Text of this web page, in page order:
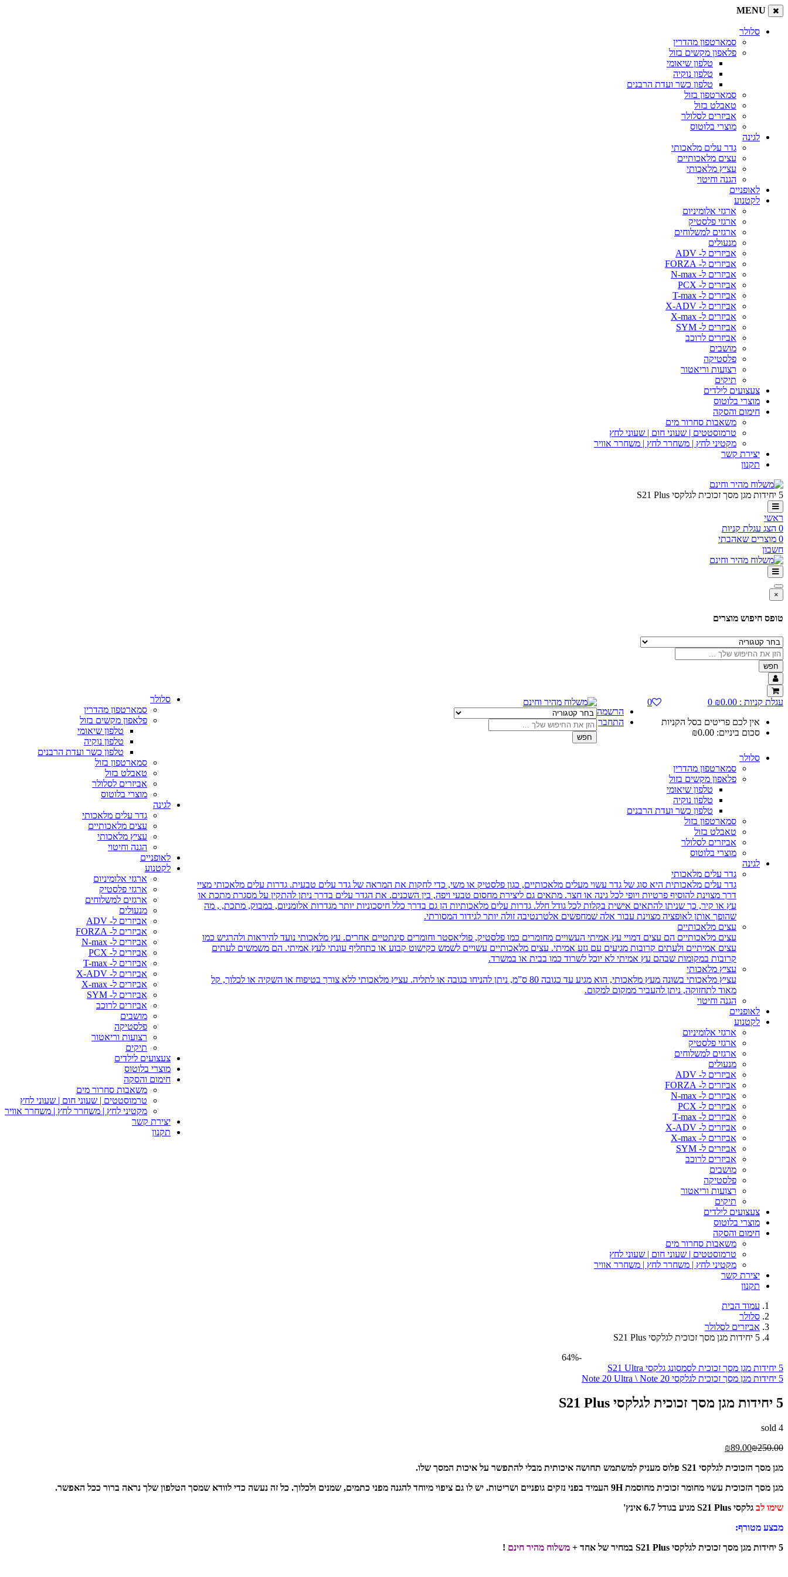
MENU
סלולר
סמארטפון מהדרין
פלאפון מקשים בזול
טלפון שיאומי
טלפון נוקיה
טלפון כשר ועדת הרבנים
סמארטפון בזול
טאבלט בזול
אביזרים לסלולר
מוצרי בלוטוס
לגינה
גדר עלים מלאכותי
עצים מלאכותיים
עציץ מלאכותי
הגנה וחיטוי
לאופניים
לקטנוע
ארגזי אלומיניום
ארגזי פלסטיק
ארגזים למשלוחים
מנעולים
אביזרים ל- ADV
אביזרים ל- FORZA
אביזרים ל- N-max
אביזרים ל- PCX
אביזרים ל- T-max
אביזרים ל- X-ADV
אביזרים ל- X-max
אביזרים ל- SYM
אביזרים לרוכב
מושבים
פלסטיקה
רצועות וריאטור
תיקים
צעצועים לילדים
מוצרי בלוטוס
חימום והסקה
משאבות סחרור מים
טרמוסטטים | שעוני חום | שעוני לחץ
מקטיני לחץ | משחרר לחץ | משחרר אוויר
יצירת קשר
תקנון
5 יחידות מגן מסך זכוכית לגלקסי S21 Plus
ראשי
0 הצג עגלת קניות
0 מוצרים שאהבתי
חשבון
×
טופס חיפוש מוצרים
חפש
סלולר
סמארטפון מהדרין
פלאפון מקשים בזול
טלפון שיאומי
טלפון נוקיה
טלפון כשר ועדת הרבנים
סמארטפון בזול
טאבלט בזול
אביזרים לסלולר
מוצרי בלוטוס
לגינה
גדר עלים מלאכותי
עצים מלאכותיים
עציץ מלאכותי
הגנה וחיטוי
לאופניים
לקטנוע
ארגזי אלומיניום
ארגזי פלסטיק
ארגזים למשלוחים
מנעולים
אביזרים ל- ADV
אביזרים ל- FORZA
אביזרים ל- N-max
אביזרים ל- PCX
אביזרים ל- T-max
אביזרים ל- X-ADV
אביזרים ל- X-max
אביזרים ל- SYM
אביזרים לרוכב
מושבים
פלסטיקה
רצועות וריאטור
תיקים
צעצועים לילדים
מוצרי בלוטוס
חימום והסקה
משאבות סחרור מים
טרמוסטטים | שעוני חום | שעוני לחץ
מקטיני לחץ | משחרר לחץ | משחרר אוויר
יצירת קשר
תקנון
עגלת קניות : ₪0.00
0
אין לכם פריטים בסל הקניות
סכום ביניים:
₪0.00
0
הרשמה
התחבר
חפש
סלולר
סמארטפון מהדרין
פלאפון מקשים בזול
טלפון שיאומי
טלפון נוקיה
טלפון כשר ועדת הרבנים
סמארטפון בזול
טאבלט בזול
אביזרים לסלולר
מוצרי בלוטוס
לגינה
גדר עלים מלאכותי
גדר עלים מלאכותית היא סוג של גדר עשוי מעלים מלאכותיים, כגון פלסטיק או משי, כדי לחקות את המראה של גדר עלים טבעית. גדרות עלים מלאכותי מציי
דרך מצוינת להוסיף פרטיות ויופי לכל גינה או חצר. מתאים גם ליצירת מחסום טבעי ויפה, בין השכנים. את הגדר עלים בדרך ניתן להתקין על מסגרת מתכת או
עץ או קיר, כך שניתן להתאים אישית בקלות לכל גודל חלל. גדרות עלים מלאכותיות הן גם בדרך כלל חיסכוניות יותר מגדרות אלומניום, במבוק, מתכת, , מה
שהופך אותן לאופציה מצוינת עבור אלה שמחפשים אלטרנטיבה זולה יותר לגידור המסורתי.
עצים מלאכותיים
עצים מלאכותיים הם עצים דמויי עץ אמיתי העשויים מחומרים כמו פלסטיק, פוליאסטר וחומרים סינתטיים אחרים. עץ מלאכותי נועד להיראות ולהרגיש כמו
עצים אמיתיים ולעתים קרובות מגיעים עם גזע אמיתי. עצים מלאכותיים עשויים לשמש כקישוט קבוע או כתחליף עונתי לעץ אמיתי. הם משמשים לעתים
קרובות במקומות שבהם עץ אמיתי לא יוכל לשרוד כמו בבית או במשרד.
עציץ מלאכותי
עציץ מלאכותי בשונה מעץ מלאכותי, הוא מגיע עד כגובה 80 ס”מ, ניתן להניחו בגובה או לתליה. עציץ מלאכותי ללא צורך בטיפוח או השקיה או לכלוך, קל
מאוד לתחזוקה, ניתן להעביר ממקום למקום.
הגנה וחיטוי
לאופניים
לקטנוע
ארגזי אלומיניום
ארגזי פלסטיק
ארגזים למשלוחים
מנעולים
אביזרים ל- ADV
אביזרים ל- FORZA
אביזרים ל- N-max
אביזרים ל- PCX
אביזרים ל- T-max
אביזרים ל- X-ADV
אביזרים ל- X-max
אביזרים ל- SYM
אביזרים לרוכב
מושבים
פלסטיקה
רצועות וריאטור
תיקים
צעצועים לילדים
מוצרי בלוטוס
חימום והסקה
משאבות סחרור מים
טרמוסטטים | שעוני חום | שעוני לחץ
מקטיני לחץ | משחרר לחץ | משחרר אוויר
יצירת קשר
תקנון
עמוד הבית
סלולר
אביזרים לסלולר
5 יחידות מגן מסך זכוכית לגלקסי S21 Plus
5 יחידות מגן מסך זכוכית לסמסונג גלקסי S21 Ultra
5 יחידות מגן מסך זכוכית לגלקסי Note 20 Ultra \ Note 20
-64%
5 יחידות מגן מסך זכוכית לגלקסי S21 Plus
4
sold
₪250.00
₪89.00
מגן מסך הזכוכית לגלקסי S21 פלוס מעניק למשתמש תחושה איכותית מבלי להתפשר על איכות המסך שלו.
מגן מסך הזכוכית עשוי מחומר זכוכית מחוסמת 9H העמיד בפני נזקים גופניים ושריטות. יש לו גם ציפוי מיוחד להגנה מפני כתמים, שמנים ולכלוך. כל זה נעשה כדי לוודא שמסך הטלפון שלך נראה ברור ככל האפשר.
שימו לב גלקסי S21 Plus מגיע בגודל 6.7 אינץ'
מבצע מטורף:
5 יחידות מגן מסך זכוכית לגלקסי S21 Plus במחיר של אחד +
משלוח מהיר חינם !